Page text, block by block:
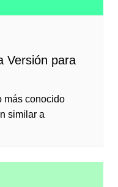
Versión para
más conocido
similar a